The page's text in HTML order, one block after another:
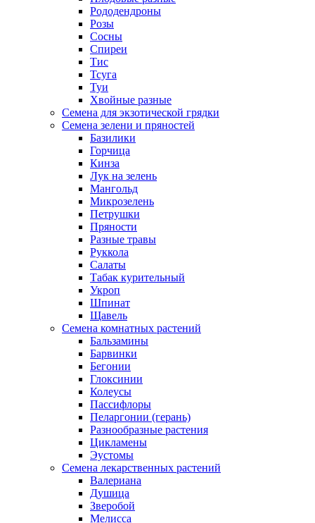
Рододендроны
Розы
Сосны
Спиреи
Тис
Тсуга
Туи
Хвойные разные
Семена для экзотической грядки
Семена зелени и пряностей
Базилики
Горчица
Кинза
Лук на зелень
Мангольд
Микрозелень
Петрушки
Пряности
Разные травы
Руккола
Салаты
Табак курительный
Укроп
Шпинат
Щавель
Семена комнатных растений
Бальзамины
Барвинки
Бегонии
Глоксинии
Колеусы
Пассифлоры
Пеларгонии (герань)
Разнообразные растения
Цикламены
Эустомы
Семена лекарственных растений
Валериана
Душица
Зверобой
Мелисса